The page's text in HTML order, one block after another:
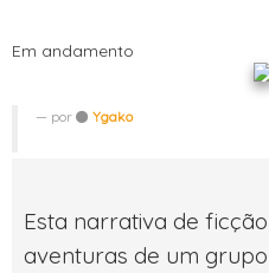
Em andamento
por Ygako
Esta narrativa de
aventuras de um